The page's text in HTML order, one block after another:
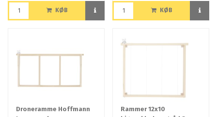
KØB KØB
Droneramme Hoffmann
Rammer 12x10